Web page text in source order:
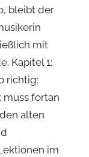
bleibt der
mit
Kapitel 1:
richtig:
muss fortan
alten
im